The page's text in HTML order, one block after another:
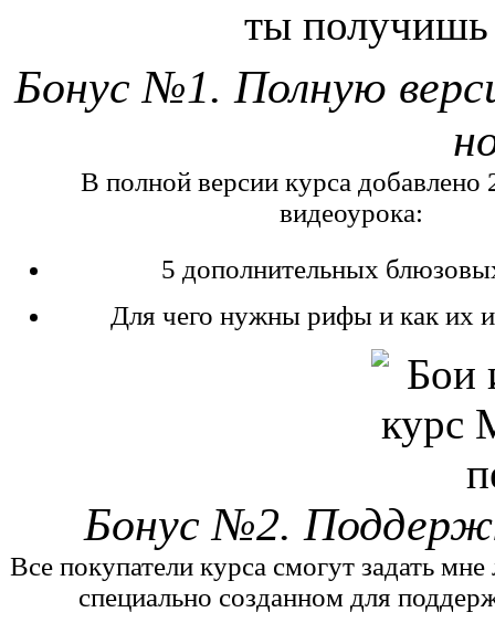
ты получишь
Бонус №1. Полную
В полной версии курса добавлено
видеоурока:
5 дополнительных
Для чего нужны рифы и как их
Бонус №2.
Все покупатели курса смогут задать
специально созданном для